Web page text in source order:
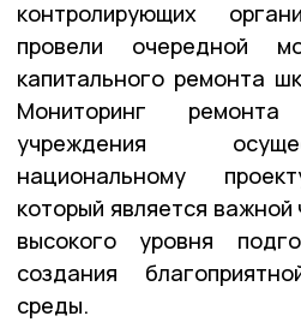
контролирующих
провели очередной
капитального ремонта
Мониторинг ремонта
учреждения
национальному
который является
высокого уровня
создания
среды.